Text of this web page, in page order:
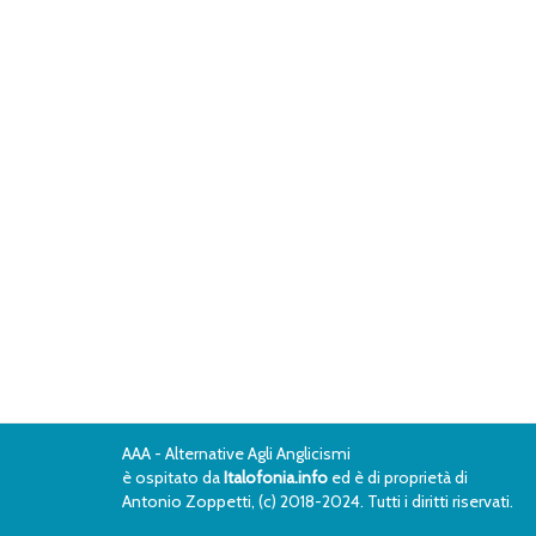
AAA - Alternative Agli Anglicismi
è ospitato daItalofonia.info ed è di proprietà di
Antonio Zoppetti, (c) 2018-2024. Tutti i diritti riservati.